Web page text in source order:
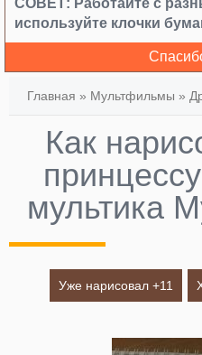
СОВЕТ: Работайте с
используйте клочки
Главная » Мультфильмы »
Как
мультика
Уже нарисовал +11